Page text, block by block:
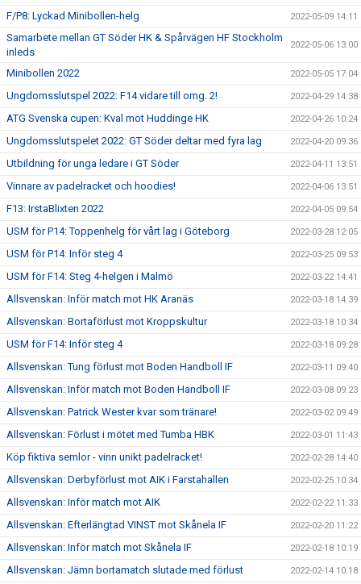
F/P8: Lyckad Minibollen-helg 2022-05-09 14:11
Samarbete mellan GT Söder HK & Spårvägen HF Stockholm
inleds
2022-05-06 13:00
Minibollen 2022 2022-05-05 17:04
Ungdomsslutspel 2022: F14 vidare till omg. 2! 2022-04-29 14:38
ATG Svenska cupen: Kval mot Huddinge HK 2022-04-26 10:24
Ungdomsslutspelet 2022: GT Söder deltar med fyra lag 2022-04-20 09:36
Utbildning för unga ledare i GT Söder 2022-04-11 13:51
Vinnare av padelracket och hoodies! 2022-04-06 13:51
F13: IrstaBlixten 2022 2022-04-05 09:54
USM för P14: Toppenhelg för vårt lag i Göteborg 2022-03-28 12:05
USM för P14: Inför steg 4 2022-03-25 09:53
USM för F14: Steg 4-helgen i Malmö 2022-03-22 14:41
Allsvenskan: Inför match mot HK Aranäs 2022-03-18 14:39
Allsvenskan: Bortaförlust mot Kroppskultur 2022-03-18 10:34
USM för F14: Inför steg 4 2022-03-18 09:28
Allsvenskan: Tung förlust mot Boden Handboll IF 2022-03-11 09:40
Allsvenskan: Inför match mot Boden Handboll IF 2022-03-08 09:23
Allsvenskan: Patrick Wester kvar som tränare! 2022-03-02 09:49
Allsvenskan: Förlust i mötet med Tumba HBK 2022-03-01 11:43
Köp fiktiva semlor - vinn unikt padelracket! 2022-02-28 14:40
Allsvenskan: Derbyförlust mot AIK i Farstahallen 2022-02-25 10:34
Allsvenskan: Inför match mot AIK 2022-02-22 11:33
Allsvenskan: Efterlängtad VINST mot Skånela IF 2022-02-20 11:22
Allsvenskan: Inför match mot Skånela IF 2022-02-18 10:19
Allsvenskan: Jämn bortamatch slutade med förlust 2022-02-14 10:18